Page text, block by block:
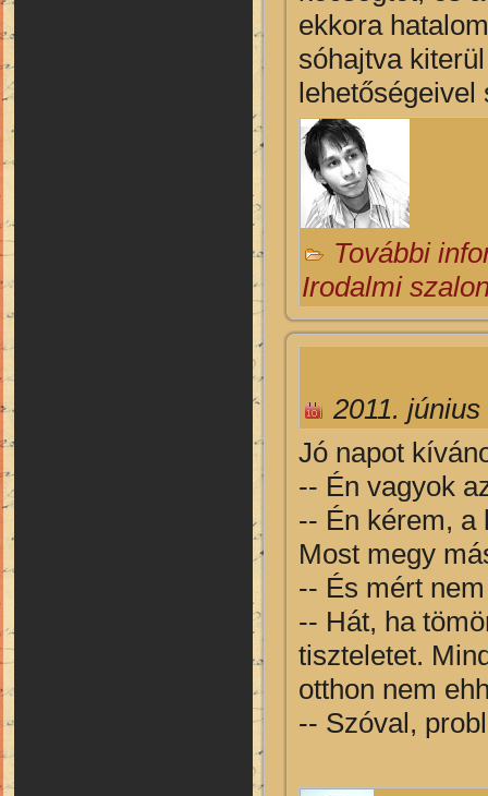
ekkora
sóhajtva
lehetőségeivel
További
Irodalmi
2011.
Jó napot
-- Én vagyok
-- Én kérem, a
Most megy
-- És mért
-- Hát, ha
tiszteletet.
otthon nem
-- Szóval,